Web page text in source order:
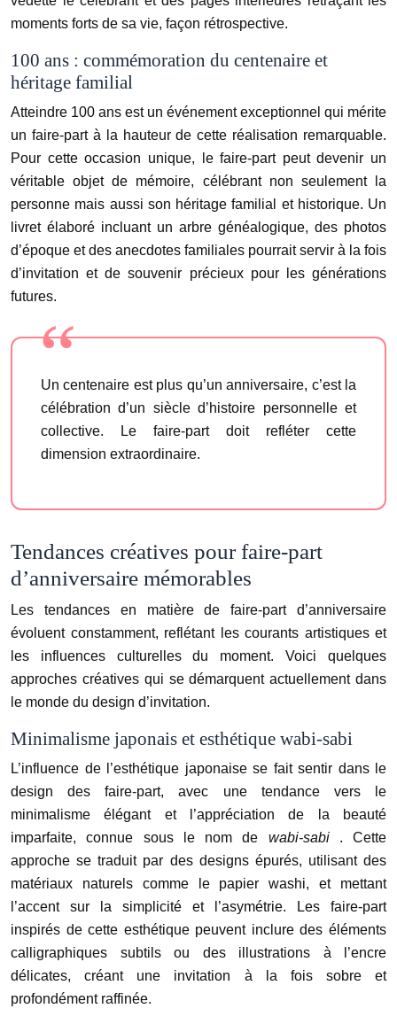
moments forts de sa vie, façon rétrospective.
100 ans : commémoration du centenaire et
héritage familial
Atteindre 100 ans est un événement exceptionnel qui mérite
un faire-part à la hauteur de cette réalisation remarquable.
Pour cette occasion unique, le faire-part peut devenir un
véritable objet de mémoire, célébrant non seulement la
personne mais aussi son héritage familial et historique. Un
livret élaboré incluant un arbre généalogique, des photos
d’époque et des anecdotes familiales pourrait servir à la fois
d’invitation et de souvenir précieux pour les générations
futures.
Un centenaire est plus qu’un anniversaire, c’est la
célébration d’un siècle d’histoire personnelle et
collective. Le faire-part doit refléter cette
dimension extraordinaire.
Tendances créatives pour faire-part
d’anniversaire mémorables
Les tendances en matière de faire-part d’anniversaire
évoluent constamment, reflétant les courants artistiques et
les influences culturelles du moment. Voici quelques
approches créatives qui se démarquent actuellement dans
le monde du design d’invitation.
Minimalisme japonais et esthétique wabi-sabi
L’influence de l’esthétique japonaise se fait sentir dans le
design des faire-part, avec une tendance vers le
minimalisme élégant et l’appréciation de la beauté
imparfaite, connue sous le nom de wabi-sabi . Cette
approche se traduit par des designs épurés, utilisant des
matériaux naturels comme le papier washi, et mettant
l’accent sur la simplicité et l’asymétrie. Les faire-part
inspirés de cette esthétique peuvent inclure des éléments
calligraphiques subtils ou des illustrations à l’encre
délicates, créant une invitation à la fois sobre et
profondément raffinée.